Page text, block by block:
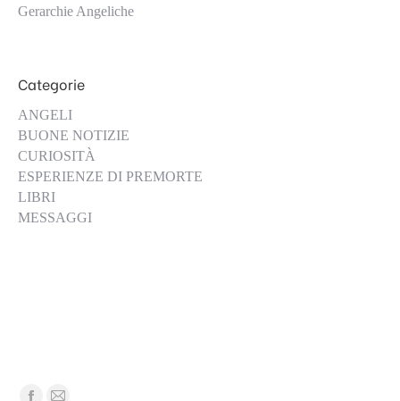
Gerarchie Angeliche
Categorie
ANGELI
BUONE NOTIZIE
CURIOSITÀ
ESPERIENZE DI PREMORTE
LIBRI
MESSAGGI